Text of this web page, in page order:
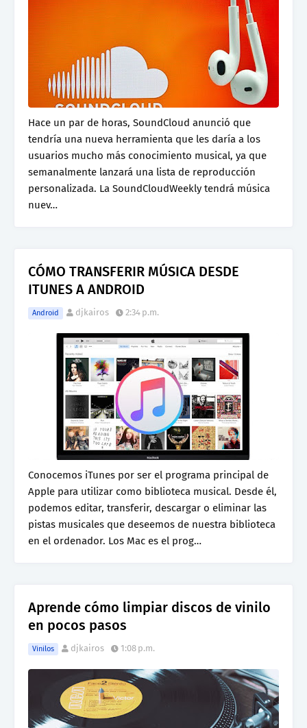
Hace un par de horas, SoundCloud anunció que
tendría una nueva herramienta que les daría a los
usuarios mucho más conocimiento musical, ya que
semanalmente lanzará una lista de reproducción
personalizada. La SoundCloudWeekly tendrá música
nuev…
CÓMO TRANSFERIR MÚSICA DESDE
ITUNES A ANDROID
Android djkairos 2:34 p.m.
Conocemos iTunes por ser el programa principal de
Apple para utilizar como biblioteca musical. Desde él,
podemos editar, transferir, descargar o eliminar las
pistas musicales que deseemos de nuestra biblioteca
en el ordenador. Los Mac es el prog…
Aprende cómo limpiar discos de vinilo
en pocos pasos
Vinilos djkairos 1:08 p.m.